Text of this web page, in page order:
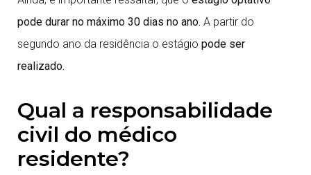
pode durar no máximo 30 dias no ano. A partir do
segundo ano da residência o estágio pode ser
realizado.
Qual a responsabilidade
civil do médico
residente?